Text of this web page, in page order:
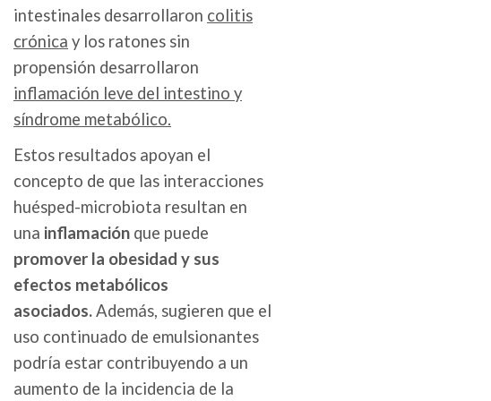
intestinales desarrollaron colitis
crónica y los ratones sin
propensión desarrollaron
inflamación leve del intestino y
síndrome metabólico.
Estos resultados apoyan el
concepto de que las interacciones
huésped-microbiota resultan en
una inflamación que puede
promover la obesidad y sus
efectos metabólicos
asociados.Además, sugieren que el
uso continuado de emulsionantes
podría estar contribuyendo a un
aumento de la incidencia de la